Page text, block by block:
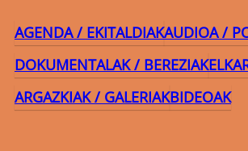
AGENDA / EKITALDIAKAUDIOA /
DOKUMENTALAK / BEREZIAK
ARGAZKIAK / GALERIAKBIDEOAK